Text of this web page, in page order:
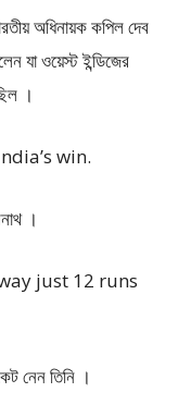
অধিনায়ক কপিল দেব
যা ওয়েস্ট ইন্ডিজের
।
win.
।
just 12 runs
নেন তিনি ।